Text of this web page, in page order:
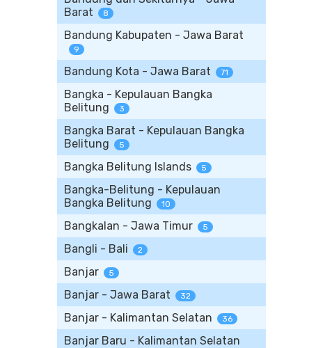
Barat
8
Bandung Kabupaten - Jawa Barat
9
Bandung Kota - Jawa Barat 71
Bangka - Kepulauan Bangka
Belitung
3
Bangka Barat - Kepulauan Bangka
Belitung
5
Bangka Belitung Islands 5
Bangka-Belitung - Kepulauan
Bangka Belitung
10
Bangkalan - Jawa Timur 5
Bangli - Bali 2
Banjar 5
Banjar - Jawa Barat 32
Banjar - Kalimantan Selatan 36
Banjar Baru - Kalimantan Selatan